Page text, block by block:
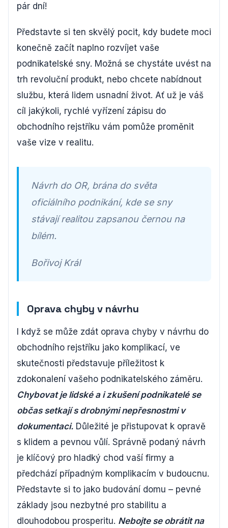
pár dní!
Představte si ten skvělý pocit, kdy budete moci
konečně začít naplno rozvíjet vaše
podnikatelské sny. Možná se chystáte uvést na
trh revoluční produkt, nebo chcete nabídnout
službu, která lidem usnadní život. Ať už je váš
cíl jakýkoli, rychlé vyřízení zápisu do
obchodního rejstříku vám pomůže proměnit
vaše vize v realitu.
Návrh do OR, brána do světa
oficiálního podnikání, kde se sny
stávají realitou zapsanou černou na
bílém.
Bořivoj Král
Oprava chyby v návrhu
I když se může zdát oprava chyby v návrhu do
obchodního rejstříku jako komplikací, ve
skutečnosti představuje příležitost k
zdokonalení vašeho podnikatelského záměru.
Chybovat je lidské a i zkušení podnikatelé se
občas setkají s drobnými nepřesnostmi v
dokumentaci. Důležité je přistupovat k opravě
s klidem a pevnou vůlí. Správně podaný návrh
je klíčový pro hladký chod vaší firmy a
předchází případným komplikacím v budoucnu.
Představte si to jako budování domu – pevné
základy jsou nezbytné pro stabilitu a
dlouhodobou prosperitu. Nebojte se obrátit na